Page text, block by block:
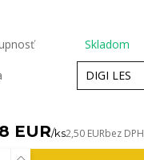
Skladom
EUR/ks2,50 EURbez DPH